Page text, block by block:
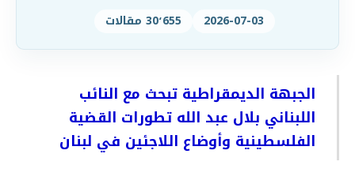
2026-07-03 30٬655 مقالات
الجبهة الديمقراطية تبحث مع النائب
اللبناني بلال عبد الله تطورات القضية
الفلسطينية وأوضاع اللاجئين في لبنان